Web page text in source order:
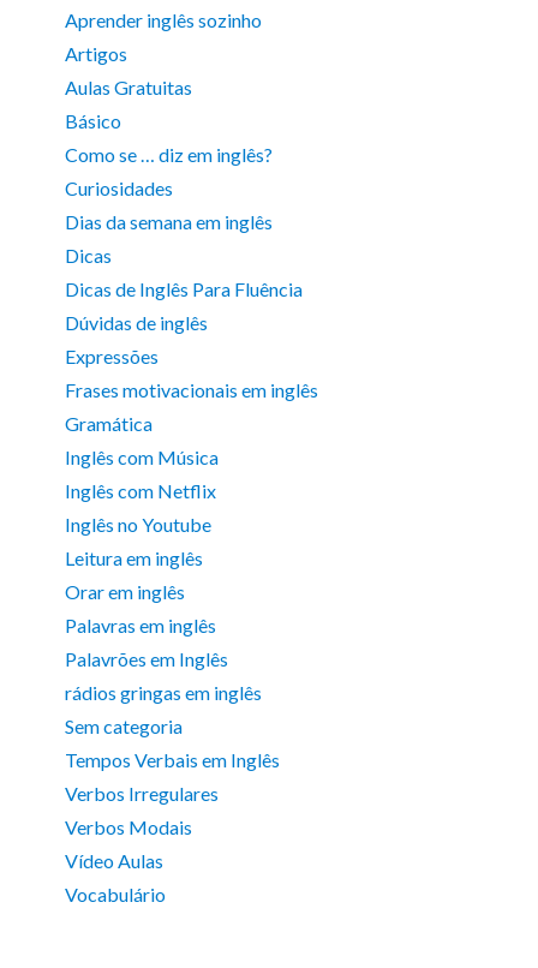
Aprender inglês sozinho
Artigos
Aulas Gratuitas
Básico
Como se … diz em inglês?
Curiosidades
Dias da semana em inglês
Dicas
Dicas de Inglês Para Fluência
Dúvidas de inglês
Expressões
Frases motivacionais em inglês
Gramática
Inglês com Música
Inglês com Netflix
Inglês no Youtube
Leitura em inglês
Orar em inglês
Palavras em inglês
Palavrões em Inglês
rádios gringas em inglês
Sem categoria
Tempos Verbais em Inglês
Verbos Irregulares
Verbos Modais
Vídeo Aulas
Vocabulário